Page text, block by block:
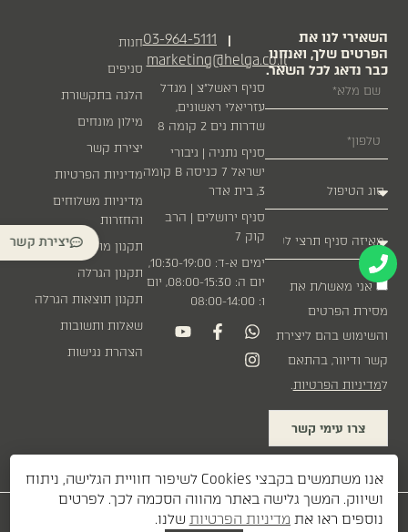
03-964-5111 |
marketing@helga.co.il
סניף ראשל״צ | מגדל
עזריאלי ראשונים,
שדרות נים 2 קומה 8
סניף נתניה | גיבורי
ישראל 7 כניסה B קומה
3, בית אדר
סניף ירושלים | הרב
קוק 7
ימים א-ד: 10:30-19:00,
יום ה: 08:00-15:30, יום
ו: 08:00-14:00
חנות
סניפים
הלגה בתקשורת
מילון מונחים
יצירת קשר
מדיניות הפרטיות
מדיניות משלוחים
והחזרות
תקנון מועדון לקוחות
תקנון הגרלה
תקנון תוצאות הגרלה
שאלות ותשובות
הצהרת נגישות
השאירי לנו את
הפרטים שלך, ואנחנו
כבר נדאג לכל השאר.
אני מאשר/ת את
מסירת הפרטים
והשימוש בהם ליצירת
קשר ודיוור, בהתאם
למדיניות הפרטיות.
צרו עימי קשר
יצירת קשר
עיצוב: ETI BERKOVITCH| פיתוח:DAVID GERSHON
אנו משתמשים בקבצי Cookies לשיפור חוויית הגלישה, ניתוח
ושיווק. המשך גלישה באתר מהווה הסכמה לכך. לפרטים
נוספים ראו את מדיניות הפרטיות שלנו.